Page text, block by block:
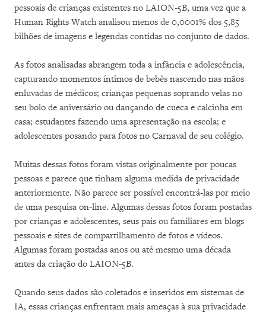
pessoais de crianças existentes no LAION-5B, uma vez que a
Human Rights Watch analisou menos de 0,0001% dos 5,85
bilhões de imagens e legendas contidas no conjunto de dados.
As fotos analisadas abrangem toda a infância e adolescência,
capturando momentos íntimos de bebês nascendo nas mãos
enluvadas de médicos; crianças pequenas soprando velas no
seu bolo de aniversário ou dançando de cueca e calcinha em
casa; estudantes fazendo uma apresentação na escola; e
adolescentes posando para fotos no Carnaval de seu colégio.
Muitas dessas fotos foram vistas originalmente por poucas
pessoas e parece que tinham alguma medida de privacidade
anteriormente. Não parece ser possível encontrá-las por meio
de uma pesquisa on-line. Algumas dessas fotos foram postadas
por crianças e adolescentes, seus pais ou familiares em blogs
pessoais e sites de compartilhamento de fotos e vídeos.
Algumas foram postadas anos ou até mesmo uma década
antes da criação do LAION-5B.
Quando seus dados são coletados e inseridos em sistemas de
IA, essas crianças enfrentam mais ameaças à sua privacidade